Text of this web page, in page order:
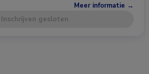
Meer informatie →
Inschrijven gesloten